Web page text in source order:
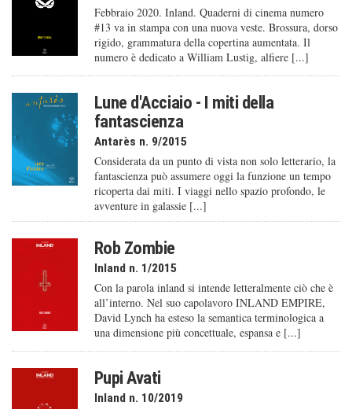
Febbraio 2020. Inland. Quaderni di cinema numero
#13 va in stampa con una nuova veste. Brossura, dorso
rigido, grammatura della copertina aumentata. Il
numero è dedicato a William Lustig, alfiere [...]
Lune d'Acciaio - I miti della
fantascienza
Antarès n. 9/2015
Considerata da un punto di vista non solo letterario, la
fantascienza può assumere oggi la funzione un tempo
ricoperta dai miti. I viaggi nello spazio profondo, le
avventure in galassie [...]
Rob Zombie
Inland n. 1/2015
Con la parola inland si intende letteralmente ciò che è
all’interno. Nel suo capolavoro INLAND EMPIRE,
David Lynch ha esteso la semantica terminologica a
una dimensione più concettuale, espansa e [...]
Pupi Avati
Inland n. 10/2019